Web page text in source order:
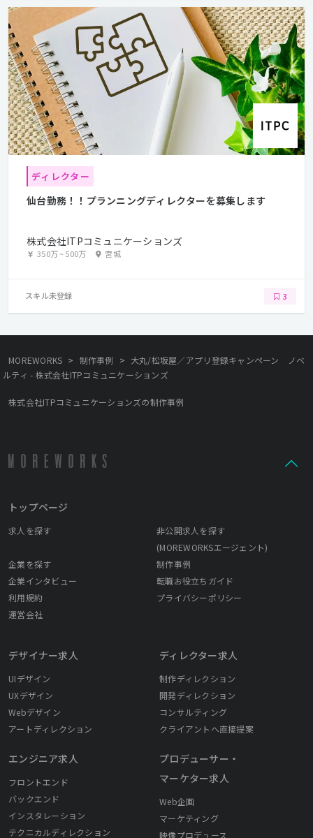
ディレクター
仙台勤務！！プランニングディレクターを募集します
株式会社ITPコミュニケーションズ
350万~500万 宮城
スキル未登録 3
MOREWORKS > 制作事例 > 大丸/松坂屋／アプリ登録キャンペーン ノベ
ルティ - 株式会社ITPコミュニケーションズ
株式会社ITPコミュニケーションズの制作事例
トップページ
求人を探す
非公開求人を探す
(MOREWORKSエージェント)
企業を探す
制作事例
企業インタビュー
転職お役立ちガイド
利用規約
プライバシーポリシー
運営会社
デザイナー求人
UIデザイン
UXデザイン
Webデザイン
アートディレクション
エンジニア求人
フロントエンド
バックエンド
インスタレーション
テクニカルディレクション
ディレクター求人
制作ディレクション
開発ディレクション
コンサルティング
クライアントへ直接提案
プロデューサー・
マーケター求人
Web企画
マーケティング
映像プロデュース